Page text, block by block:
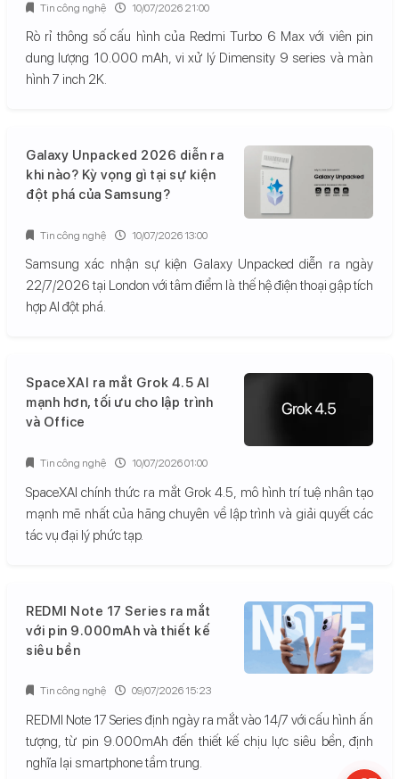
Rò rỉ thông số cấu hình của Redmi Turbo 6 Max với viên pin
dung lượng 10.000 mAh, vi xử lý Dimensity 9 series và màn
hình 7 inch 2K.
Tin công nghệ 10/07/2026 21:00
Galaxy Unpacked 2026 diễn ra
khi nào? Kỳ vọng gì tại sự kiện
đột phá của Samsung?
Samsung xác nhận sự kiện Galaxy Unpacked diễn ra ngày
22/7/2026 tại London với tâm điểm là thế hệ điện thoại gập tích
hợp AI đột phá.
Tin công nghệ 10/07/2026 13:00
SpaceXAI ra mắt Grok 4.5 AI
mạnh hơn, tối ưu cho lập trình
và Office
SpaceXAI chính thức ra mắt Grok 4.5, mô hình trí tuệ nhân tạo
mạnh mẽ nhất của hãng chuyên về lập trình và giải quyết các
tác vụ đại lý phức tạp.
Tin công nghệ 10/07/2026 01:00
REDMI Note 17 Series ra mắt
với pin 9.000mAh và thiết kế
siêu bền
REDMI Note 17 Series định ngày ra mắt vào 14/7 với cấu hình ấn
tượng, từ pin 9.000mAh đến thiết kế chịu lực siêu bền, định
nghĩa lại smartphone tầm trung.
Tin công nghệ 09/07/2026 15:23